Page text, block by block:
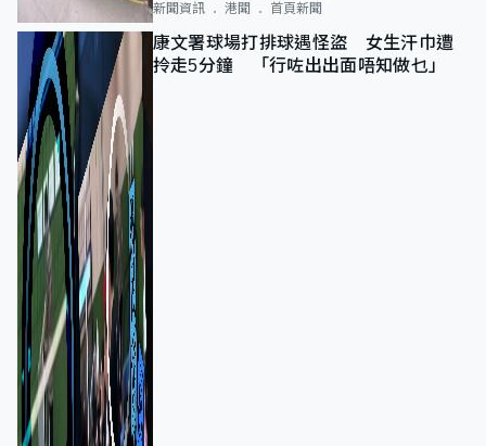
新聞資訊 港聞 首頁新聞
康文署球場打排球遇怪盜 女生汗巾遭
拎走5分鐘 「行咗出出面唔知做乜」